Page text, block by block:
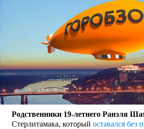
Родственники 19-летнего Ранэля
Стерлитамака, который оставался без